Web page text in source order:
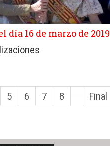
día 16 de marzo de 2019
5 6 7 8 Final